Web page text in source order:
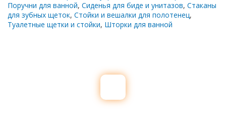
Поручни для ванной, Сиденья для биде и унитазов, Стаканы
для зубных щеток, Стойки и вешалки для полотенец,
Туалетные щетки и стойки, Шторки для ванной